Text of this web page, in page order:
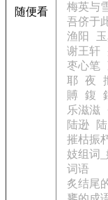
随便看
梅英与
吾侪于
渔阳
谢王轩
枣心笔
耶 夜
賻
鍑
乐滋滋
陆逊
摧枯振
妓组词
词语
炙结尾